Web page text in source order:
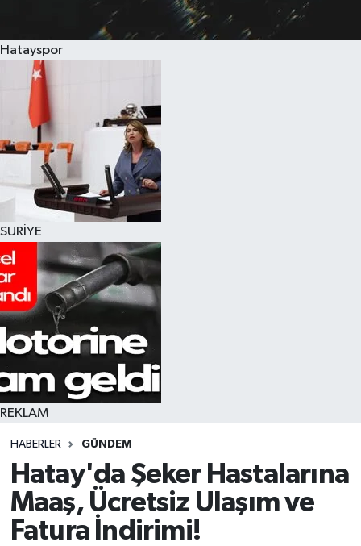
Hatayspor
SURİYE
REKLAM
HABERLER GÜNDEM
Hatay'da Şeker Hastalarına
Maaş, Ücretsiz Ulaşım ve
Fatura İndirimi!